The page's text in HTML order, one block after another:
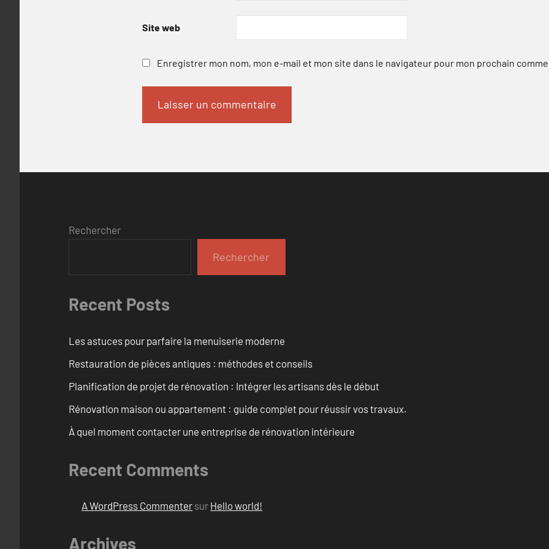
Site web
Enregistrer mon nom, mon e-mail et mon site dans le navigateur pour mon prochain
Rechercher
Rechercher
Recent Posts
Les astuces pour parfaire la menuiserie moderne
Restauration de pièces antiques : méthodes et conseils
Planification de projet de rénovation : Intégrer les artisans dès le début
Rénovation maison ou appartement : guide complet pour réussir vos travaux.
À quel moment contacter une entreprise de rénovation intérieure
Recent Comments
A WordPress Commenter sur Hello world!
Archives